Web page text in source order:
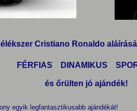
Cristiano Ronaldo
FÉRFIAS DINAMIKUS
és őrülten jó ajándék!
egyik legfantasztikusabb ajándékát!